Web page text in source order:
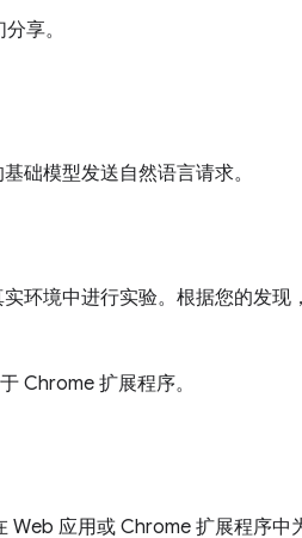
享。
础模型发送自然语言请求。
实环境中进行实验。根据您的发现
Chrome 扩展程序。
Web 应用或 Chrome 扩展程序中